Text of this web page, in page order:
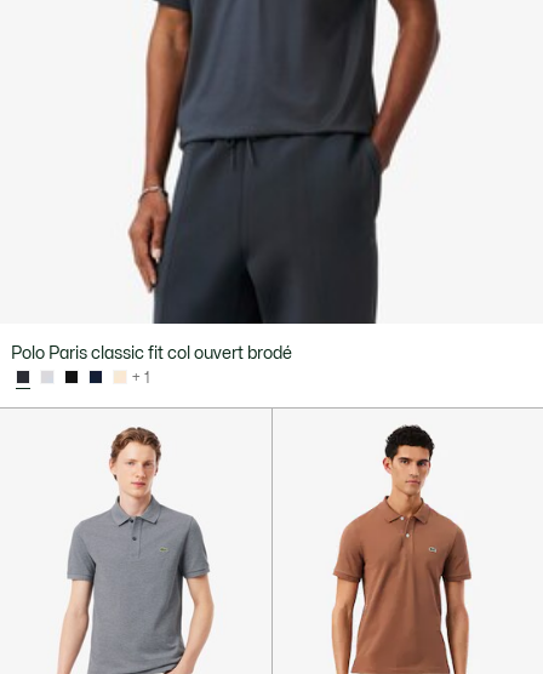
Polo Paris classic fit col ouvert brodé
+ 1